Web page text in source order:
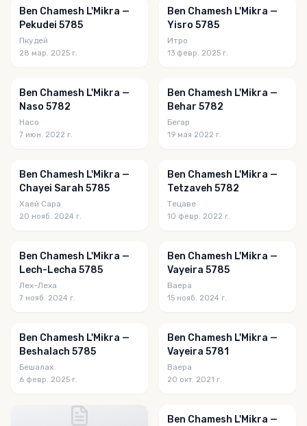
Ben Chamesh L'Mikra —
Pekudei 5785
Пкудей
28 мар. 2025 г.
Ben Chamesh L'Mikra —
Yisro 5785
Итро
13 февр. 2025 г.
Ben Chamesh L'Mikra —
Naso 5782
Насо
7 июн. 2022 г.
Ben Chamesh L'Mikra —
Behar 5782
Бегар
19 мая 2022 г.
Ben Chamesh L'Mikra —
Chayei Sarah 5785
Хаей Сара
20 нояб. 2024 г.
Ben Chamesh L'Mikra —
Tetzaveh 5782
Тецаве
10 февр. 2022 г.
Ben Chamesh L'Mikra —
Lech-Lecha 5785
Лех-Леха
7 нояб. 2024 г.
Ben Chamesh L'Mikra —
Vayeira 5785
Ваера
15 нояб. 2024 г.
Ben Chamesh L'Mikra —
Beshalach 5785
Бешалах
6 февр. 2025 г.
Ben Chamesh L'Mikra —
Vayeira 5781
Ваера
20 окт. 2021 г.
Ben Chamesh L'Mikra —